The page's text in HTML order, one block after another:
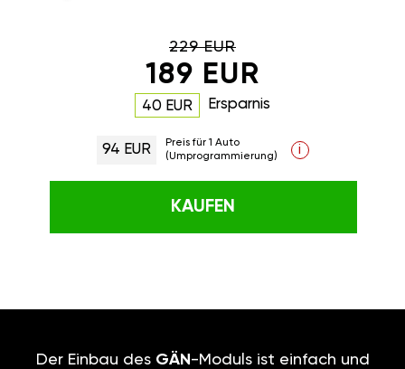
229 EUR
189 EUR
40 EUR Ersparnis
94 EUR
Preis für 1 Auto
(Umprogrammierung)
i
KAUFEN
Der Einbau des GÄN -Moduls ist einfach und